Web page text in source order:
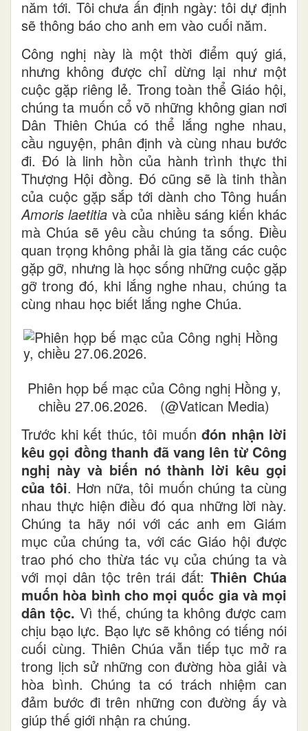
năm tới. Tôi chưa ấn định ngày: tôi dự định
sẽ thông báo cho anh em vào cuối năm.
Công nghị này là một thời điểm quý giá,
nhưng không được chỉ dừng lại như một
cuộc gặp riêng lẻ. Trong toàn thể Giáo hội,
chúng ta muốn cổ võ những không gian nơi
Dân Thiên Chúa có thể lắng nghe nhau,
cầu nguyện, phân định và cùng nhau bước
đi. Đó là linh hồn của hành trình thực thi
Thượng Hội đồng. Đó cũng sẽ là tinh thần
của cuộc gặp sắp tới dành cho Tông huấn
Amoris laetitia và của nhiều sáng kiến khác
mà Chúa sẽ yêu cầu chúng ta sống. Điều
quan trọng không phải là gia tăng các cuộc
gặp gỡ, nhưng là học sống những cuộc gặp
gỡ trong đó, khi lắng nghe nhau, chúng ta
cùng nhau học biết lắng nghe Chúa.
Phiên họp bế mạc của Công nghị Hồng y,
chiều 27.06.2026. (@Vatican Media)
Trước khi kết thúc, tôi muốn đón nhận lời
kêu gọi đồng thanh đã vang lên từ Công
nghị này và biến nó thành lời kêu gọi
của tôi. Hơn nữa, tôi muốn chúng ta cùng
nhau thực hiện điều đó qua những lời này.
Chúng ta hãy nói với các anh em Giám
mục của chúng ta, với các Giáo hội được
trao phó cho thừa tác vụ của chúng ta và
với mọi dân tộc trên trái đất:Thiên Chúa
muốn hòa bình cho mọi quốc gia và mọi
dân tộc. Vì thế, chúng ta không được cam
chịu bạo lực. Bạo lực sẽ không có tiếng nói
cuối cùng. Thiên Chúa vẫn tiếp tục mở ra
trong lịch sử những con đường hòa giải và
hòa bình. Chúng ta có trách nhiệm can
đảm bước đi trên những con đường ấy và
giúp thế giới nhận ra chúng.